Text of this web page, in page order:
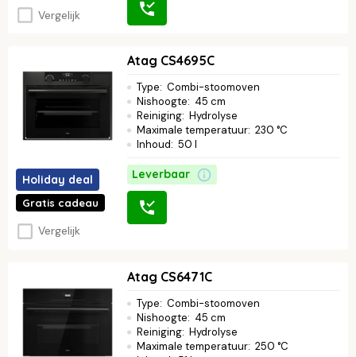
Vergelijk
Holiday deal
Gratis cadeau
Vergelijk
Atag CS4695C
Type: Combi-stoomoven
Nishoogte: 45 cm
Reiniging: Hydrolyse
Maximale temperatuur: 230 °C
Inhoud: 50 l
Leverbaar
Atag CS6471C
Type: Combi-stoomoven
Nishoogte: 45 cm
Reiniging: Hydrolyse
Maximale temperatuur: 250 °C